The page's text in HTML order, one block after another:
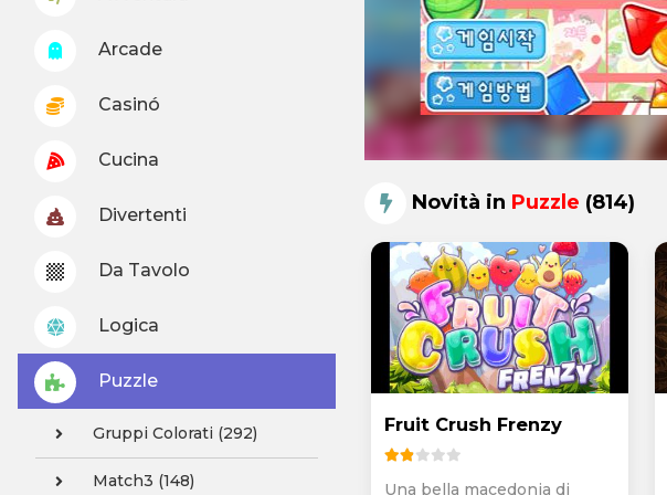
Arcade
Casinó
Cucina
Divertenti
Da Tavolo
Logica
Puzzle
Gruppi Colorati (292)
Match3 (148)
Novità in Puzzle (814)
Fruit Crush Frenzy
Una bella macedonia di